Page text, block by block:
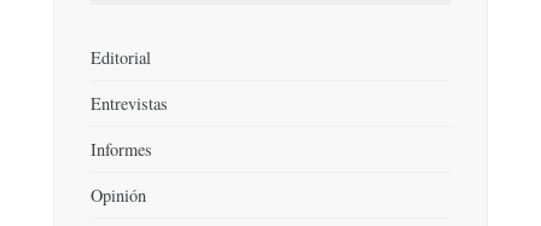
Editorial
Entrevistas
Informes
Opinión